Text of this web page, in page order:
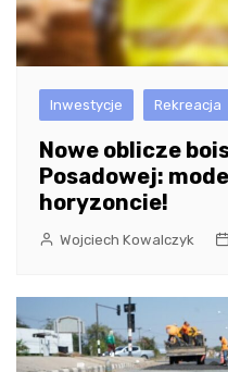
Inwestycje Rekreacja
Nowe oblicze
Posadowej:
horyzoncie!
Wojciech Kowalczyk